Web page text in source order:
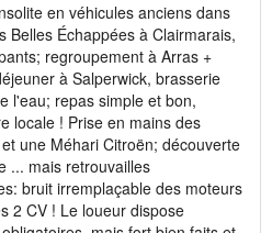
en véhicules anciens dans
Belles Échappées à Clairmarais,
regroupement à Arras +
à Salperwick, brasserie
l'eau; repas simple et bon,
locale ! Prise en mains des
une Méhari Citroën; découverte
... mais retrouvailles
bruit irremplaçable des moteurs
2 CV ! Le loueur dispose